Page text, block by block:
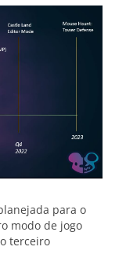
para o
modo de jogo
terceiro